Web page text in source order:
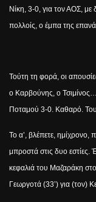
Νίκη, 3-0, για τον ΑΟΣ, με
πολλοίς, ο έμπα της
Toύτη τη φορά, οι
ο Καρβούνης, ο
Ποταμού 3-0. Καθαρό.
Το α’, βλέπετε, ημίχρονο,
μπροστά στις δυο
κεφαλιά του Μαζαράκη
Γεωργοτά (33’) για (τον)